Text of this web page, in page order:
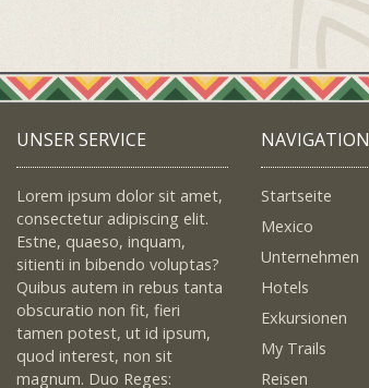
UNSER SERVICE
Lorem ipsum dolor sit amet,
consectetur adipiscing elit.
Estne, quaeso, inquam,
sitienti in bibendo voluptas?
Quibus autem in rebus tanta
obscuratio non fit, fieri
tamen potest, ut id ipsum,
quod interest, non sit
magnum. Duo Reges:
NAVIGATION
Startseite
Mexico
Unternehmen
Hotels
Exkursionen
My Trails
Reisen